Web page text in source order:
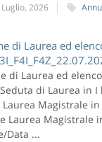
2026
di Laurea ed
di Laurea ed
di Laurea in I
Magistrale in
Laurea Magistrale
Data ...